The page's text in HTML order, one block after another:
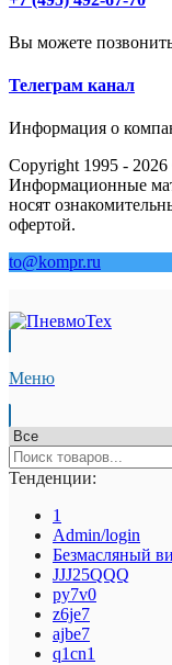
Вы можете
Телеграм канал
Информация о
Copyright 1995 -
Информационные
носят
офертой.
to@kompr.ru
Меню
Тенденции:
1
Admin/login
Безмасляный
JJJ25QQQ
py7v0
z6je7
ajbe7
q1cn1